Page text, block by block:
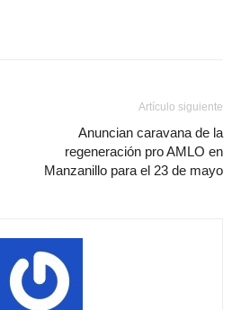
Artículo siguiente
Anuncian caravana de la
regeneración pro AMLO en
Manzanillo para el 23 de mayo